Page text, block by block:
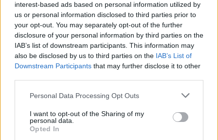
interest-based ads based on personal information utilized by
us or personal information disclosed to third parties prior to
your opt-out. You may separately opt-out of the further
disclosure of your personal information by third parties on the
IAB’s list of downstream participants. This information may
also be disclosed by us to third parties on the IAB’s List of
Downstream Participants that may further disclose it to other
Please note that this website/app uses one or more Google
not limited to your visit or usage behaviour. You may click to
grant or deny consent to Google and its third-party tags to
use your data for below specified purposes in below Google
Personal Data Processing Opt Outs
I want to opt-out of the Sharing of my
personal data.
Opted In
16.03.2026 14:54
Φωτεινή
Λασπά